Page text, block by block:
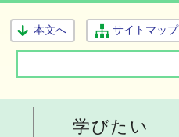
本文へ サイトマップ
学びたい